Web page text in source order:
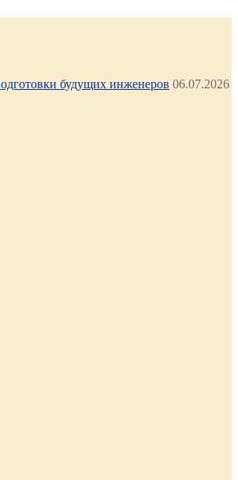
будущих инженеров 06.07.2026